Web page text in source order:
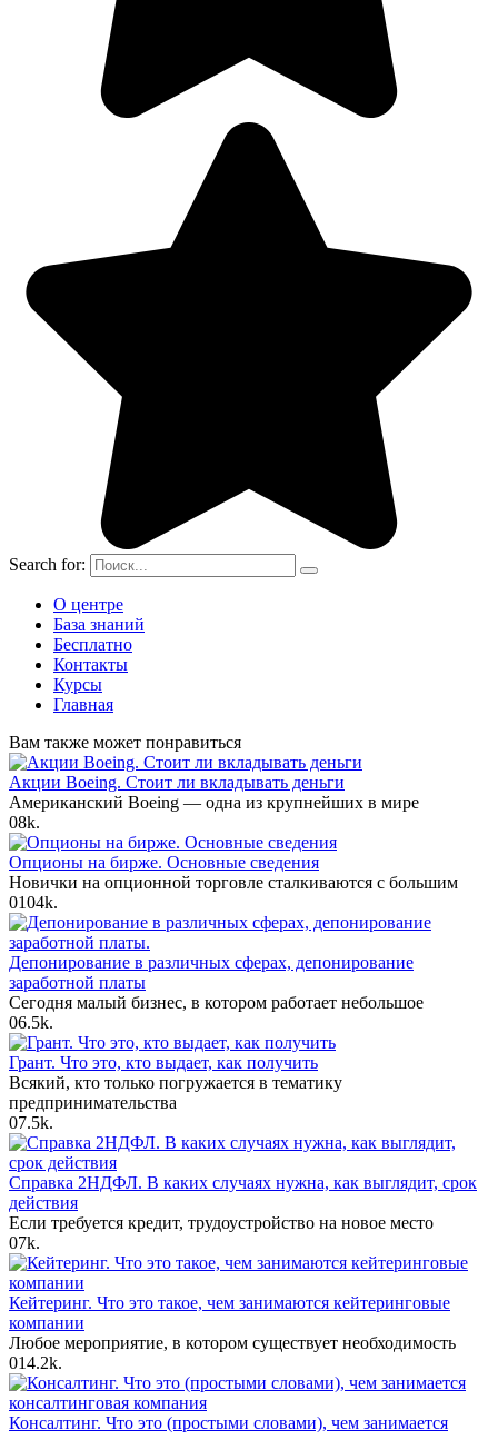
Search for:
О центре
База знаний
Бесплатно
Контакты
Курсы
Главная
Вам также может понравиться
Акции Boeing. Стоит ли вкладывать деньги
Американский Boeing — одна из крупнейших в мире
08k.
Опционы на бирже. Основные сведения
Новички на опционной торговле сталкиваются с большим
0104k.
Депонирование в различных сферах, депонирование
заработной платы
Сегодня малый бизнес, в котором работает небольшое
06.5k.
Грант. Что это, кто выдает, как получить
Всякий, кто только погружается в тематику
предпринимательства
07.5k.
Справка 2НДФЛ. В каких случаях нужна, как выглядит, срок
действия
Если требуется кредит, трудоустройство на новое место
07k.
Кейтеринг. Что это такое, чем занимаются кейтеринговые
компании
Любое мероприятие, в котором существует необходимость
014.2k.
Консалтинг. Что это (простыми словами), чем занимается